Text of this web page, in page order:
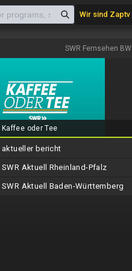
Wir sind Zaptv
SWR Fernsehen BW
Kaffee oder Tee
aktueller bericht
SWR Aktuell Rheinland-Pfalz
SWR Aktuell Baden-Württemberg